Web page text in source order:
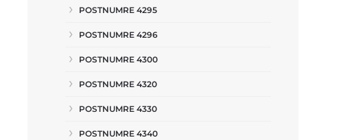
POSTNUMRE 4295
POSTNUMRE 4296
POSTNUMRE 4300
POSTNUMRE 4320
POSTNUMRE 4330
POSTNUMRE 4340